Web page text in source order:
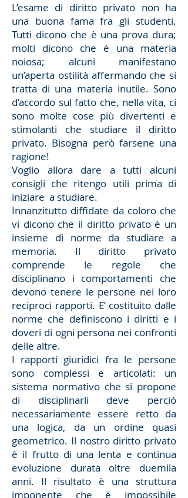
L’esame di diritto privato non ha
una buona fama fra gli studenti.
Tutti dicono che è una prova dura;
molti dicono che è una materia
noiosa; alcuni manifestano
un’aperta ostilità affermando che si
tratta di una materia inutile. Sono
d’accordo sul fatto che, nella vita, ci
sono molte cose più divertenti e
stimolanti che studiare il diritto
privato. Bisogna però farsene una
ragione!
Voglio allora dare a tutti alcuni
consigli che ritengo utili prima di
iniziare a studiare.
Innanzitutto diffidate da coloro che
vi dicono che il diritto privato è un
insieme di norme da studiare a
memoria. Il diritto privato
comprende le regole che
disciplinano i comportamenti che
devono tenere le persone nei loro
reciproci rapporti. E’ costituito dalle
norme che definiscono i diritti e i
doveri di ogni persona nei confronti
delle altre.
I rapporti giuridici fra le persone
sono complessi e articolati: un
sistema normativo che si propone
di disciplinarli deve perciò
necessariamente essere retto da
una logica, da un ordine quasi
geometrico. Il nostro diritto privato
è il frutto di una lenta e continua
evoluzione durata oltre duemila
anni. Il risultato è una struttura
imponente che è impossibile